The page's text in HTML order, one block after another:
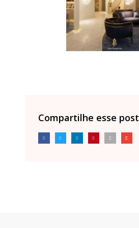
Compartilhe esse post